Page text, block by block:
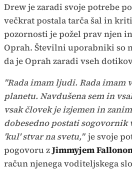
Drew je zaradi svoje potrebe
večkrat postala tarča šal in
pozornosti je požel prav njen
Oprah. Številni uporabniki so
da je Oprah zaradi vseh
"Rada imam ljudi. Rada imam
planetu. Navdušena sem in
vsak človek je izjemen in
dobesedno postati sogovornik
'kul' stvar na svetu," je svoje
pogovoru zJimmyjem
račun njenega voditeljskega